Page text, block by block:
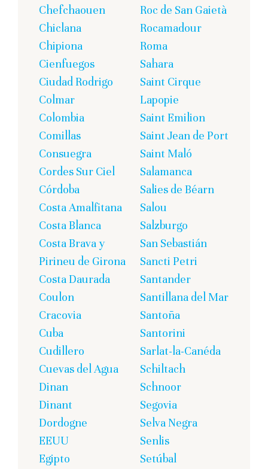
Chefchaouen
Chiclana
Chipiona
Cienfuegos
Ciudad Rodrigo
Colmar
Colombia
Comillas
Consuegra
Cordes Sur Ciel
Córdoba
Costa Amalfitana
Costa Blanca
Costa Brava y
Pirineu de Girona
Costa Daurada
Coulon
Cracovia
Cuba
Cudillero
Cuevas del Agua
Dinan
Dinant
Dordogne
EEUU
Egipto
Roc de San Gaietà
Rocamadour
Roma
Sahara
Saint Cirque
Lapopie
Saint Emilion
Saint Jean de Port
Saint Maló
Salamanca
Salies de Béarn
Salou
Salzburgo
San Sebastián
Sancti Petri
Santander
Santillana del Mar
Santoña
Santorini
Sarlat-la-Canéda
Schiltach
Schnoor
Segovia
Selva Negra
Senlis
Setúbal